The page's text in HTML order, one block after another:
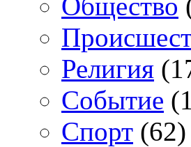
Религия
Событие
Спорт (62)